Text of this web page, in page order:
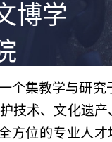
博学
个集教学与研
技术、文化遗
方位的专业人